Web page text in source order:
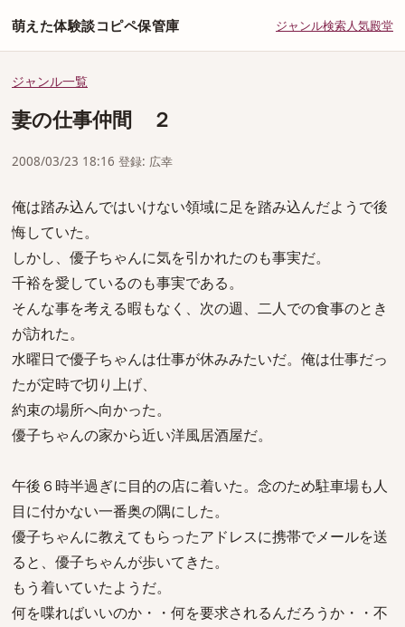
萌えた体験談コピペ保管庫 ジャンル検索人気殿堂
ジャンル一覧
妻の仕事仲間 ２
2008/03/23 18:16 登録: 広幸
俺は踏み込んではいけない領域に足を踏み込んだようで後
悔していた。
しかし、優子ちゃんに気を引かれたのも事実だ。
千裕を愛しているのも事実である。
そんな事を考える暇もなく、次の週、二人での食事のとき
が訪れた。
水曜日で優子ちゃんは仕事が休みみたいだ。俺は仕事だっ
たが定時で切り上げ、
約束の場所へ向かった。
優子ちゃんの家から近い洋風居酒屋だ。
午後６時半過ぎに目的の店に着いた。念のため駐車場も人
目に付かない一番奥の隅にした。
優子ちゃんに教えてもらったアドレスに携帯でメールを送
ると、優子ちゃんが歩いてきた。
もう着いていたようだ。
何を喋ればいいのか・・何を要求されるんだろうか・・不